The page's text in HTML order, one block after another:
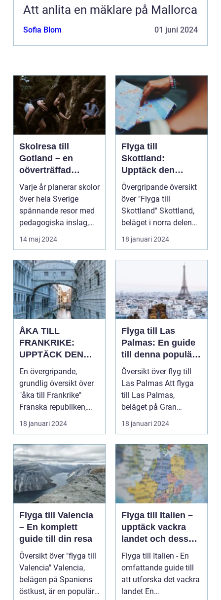
Att anlita en mäklare på Mallorca
Sofia Blom 01 juni 2024
Skolresa till
Gotland – en
oöverträffad
läroplan i levande
historia
Varje år planerar skolor
över hela Sverige
spännande resor med
pedagogiska inslag,
d...
14 maj 2024
Flyga till
Skottland:
Upptäck den
magnifika naturen
och rika historien
Övergripande översikt
över "Flyga till
Skottland" Skottland,
beläget i norra delen
av Storbritannie...
18 januari 2024
ÅKA TILL
FRANKRIKE:
UPPTÄCK DEN
MÅNGFALDIGA
SKÖNHETEN
En övergripande,
grundlig översikt över
"åka till Frankrike"
Franska republiken,
känt som Frankrike...
18 januari 2024
Flyga till Las
Palmas: En guide
till denna populära
destination
Översikt över flyg till
Las Palmas Att flyga
till Las Palmas,
beläget på Gran
Canaria i Spanien, er...
18 januari 2024
Flyga till Valencia
– En komplett
guide till din resa
Översikt över "flyga till
Valencia" Valencia,
belägen på Spaniens
östkust, är en populär
Flyga till Italien –
upptäck vackra
landet och dess
mångfald
Flyga till Italien - En
omfattande guide till
att utforska det vackra
landet En